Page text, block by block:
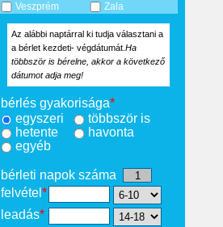
Veszprém
Zala
Az alábbi naptárral ki tudja választani a
a bérlet kezdeti- végdátumát. Ha
többször is bérelne, akkor a következő
dátumot adja meg!
bérlés gyakorisága*
egyszeri
többször is
hetente
havonta
egyéb
bérleti napok száma
felvétel *
leadás*